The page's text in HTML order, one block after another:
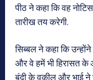
पीठ ने कहा कि वह
तारीख तय करेगी.
सिब्बल ने कहा कि
और वे हमें भी हिरासत के
बंदी के वकील और भाई